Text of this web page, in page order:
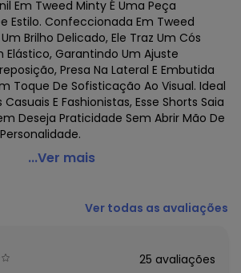
Em Tweed Minty É Uma Peça
Estilo. Confeccionada Em Tweed
Brilho Delicado, Ele Traz Um Cós
Elástico, Garantindo Um Ajuste
Presa Na Lateral E Embutida
Toque De Sofisticação Ao Visual. Ideal
E Fashionistas, Esse Shorts Saia
Deseja Praticidade Sem Abrir Mão De
Juvenil em Tweed Preto
IND E COM DE MALHAS LTDA / CNPJ
do produto: Lavar à mão.
...Ver mais
Ver todas as avaliações
25 avaliações